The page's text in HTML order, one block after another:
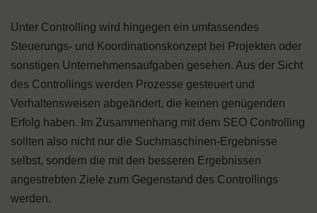
Unter Controlling wird hingegen ein umfassendes
Steuerungs- und Koordinationskonzept bei Projekten oder
sonstigen Unternehmensaufgaben gesehen. Aus der Sicht
des Controllings werden Prozesse gesteuert und
Verhaltensweisen abgeändert, die keinen genügenden
Erfolg haben. Im Zusammenhang mit dem SEO Controlling
sollten also nicht nur die Suchmaschinen-Ergebnisse
selbst, sondern die mit den besseren Ergebnissen
angestrebten Ziele zum Gegenstand des Controllings
werden.